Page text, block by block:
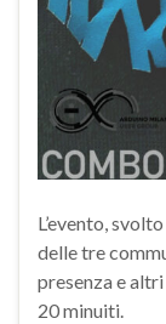
L’evento,
delle tre
presenza e
20 minuiti.